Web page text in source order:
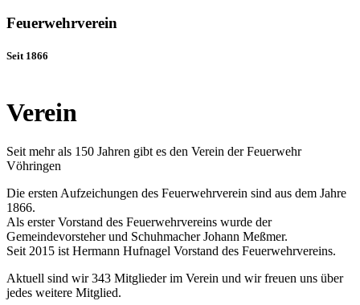
Feuerwehrverein
Seit 1866
Verein
Seit mehr als 150 Jahren gibt es den Verein der Feuerwehr
Vöhringen
Die ersten Aufzeichungen des Feuerwehrverein sind aus dem Jahre
1866.
Als erster Vorstand des Feuerwehrvereins wurde der
Gemeindevorsteher und Schuhmacher Johann Meßmer.
Seit 2015 ist Hermann Hufnagel Vorstand des Feuerwehrvereins.
Aktuell sind wir 343 Mitglieder im Verein und wir freuen uns über
jedes weitere Mitglied.